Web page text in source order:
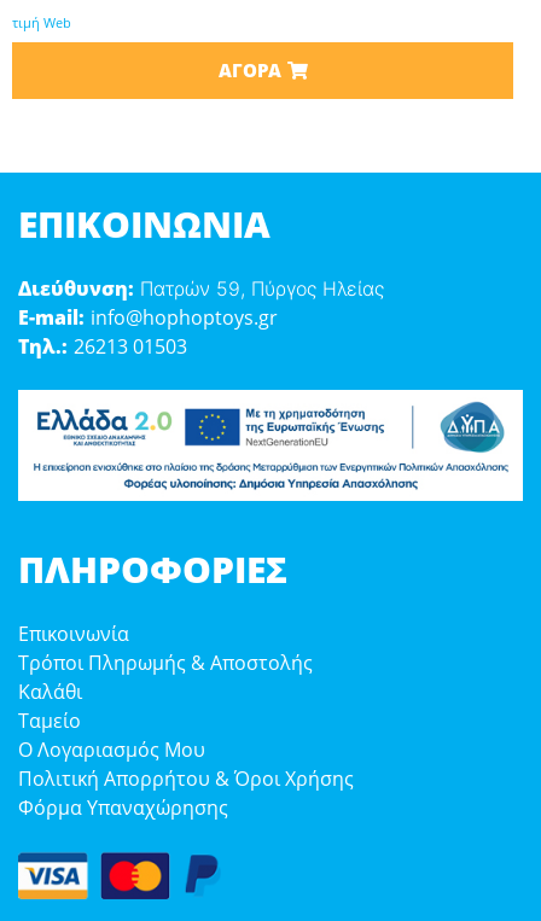
τιμή Web
ΑΓΟΡΆ
ΕΠΙΚΟΙΝΩΝΊΑ
Διεύθυνση: Πατρών 59, Πύργος Ηλείας
E-mail: info@hophoptoys.gr
Τηλ.: 26213 01503
ΠΛΗΡΟΦΟΡΊΕΣ
Επικοινωνία
Τρόποι Πληρωμής & Αποστολής
Καλάθι
Ταμείο
Ο Λογαριασμός Μου
Πολιτική Απορρήτου & Όροι Χρήσης
Φόρμα Υπαναχώρησης